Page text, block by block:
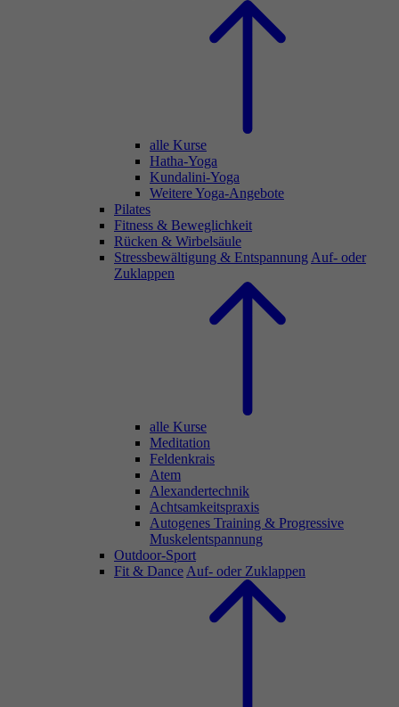
alle Kurse
Hatha-Yoga
Kundalini-Yoga
Weitere Yoga-Angebote
Pilates
Fitness & Beweglichkeit
Rücken & Wirbelsäule
Stressbewältigung & Entspannung Auf- oder
Zuklappen
alle Kurse
Meditation
Feldenkrais
Atem
Alexandertechnik
Achtsamkeitspraxis
Autogenes Training & Progressive
Muskelentspannung
Outdoor-Sport
Fit & Dance Auf- oder Zuklappen